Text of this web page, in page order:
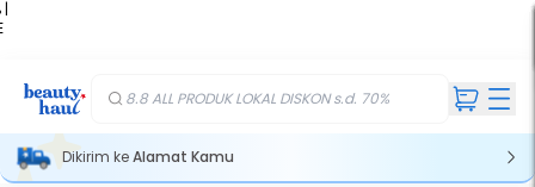
|
8.8 ALL PRODUK LOKAL DISKON s.d. 70%
Dikirim keAlamat Kamu